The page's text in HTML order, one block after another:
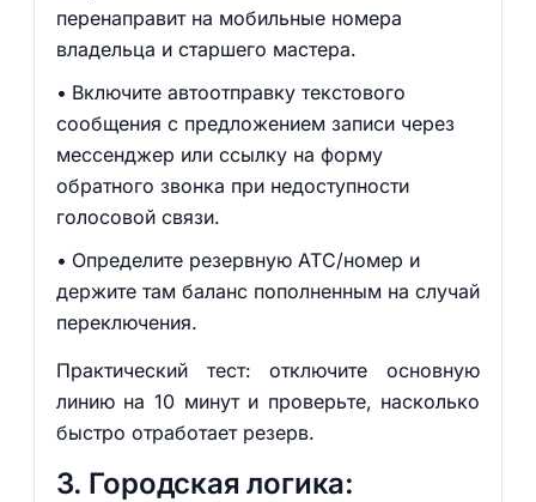
перенаправит на мобильные номера
владельца и старшего мастера.
Включите автоотправку текстового
сообщения с предложением записи через
мессенджер или ссылку на форму
обратного звонка при недоступности
голосовой связи.
Определите резервную АТС/номер и
держите там баланс пополненным на случай
переключения.
Практический тест: отключите основную
линию на 10 минут и проверьте, насколько
быстро отработает резерв.
3. Городская логика: